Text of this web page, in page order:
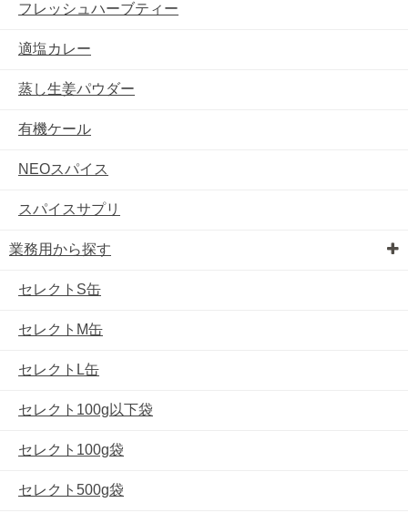
フレッシュハーブティー
適塩カレー
蒸し生姜パウダー
有機ケール
NEOスパイス
スパイスサプリ
業務用から探す
セレクトS缶
セレクトM缶
セレクトL缶
セレクト100g以下袋
セレクト100g袋
セレクト500g袋